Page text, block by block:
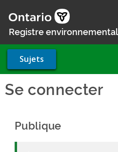
au
contenu
Registre
Sujets
Se connecter
Publique